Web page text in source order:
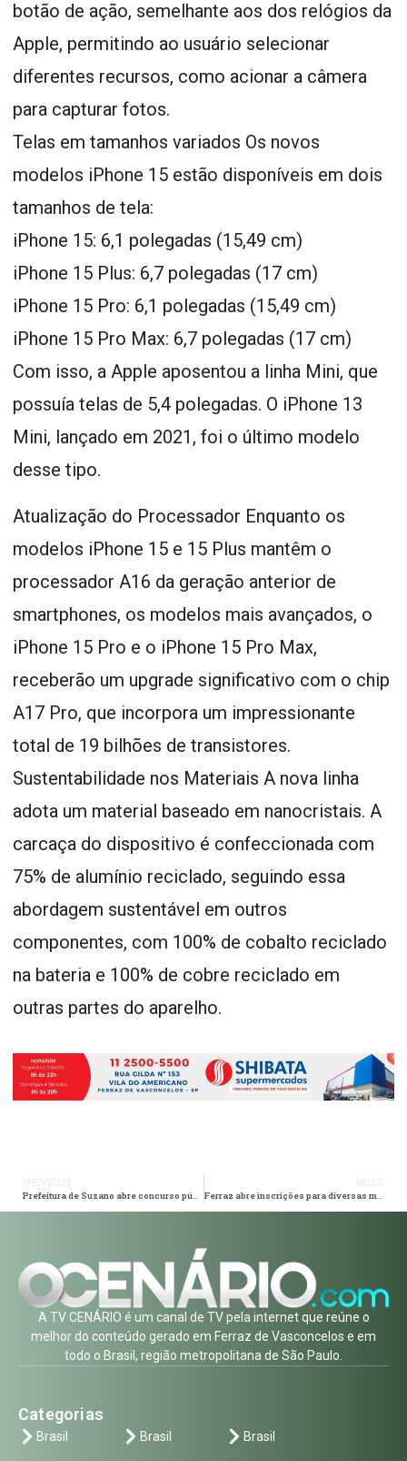
botão de ação, semelhante aos dos relógios da
Apple, permitindo ao usuário selecionar
diferentes recursos, como acionar a câmera
para capturar fotos.
Telas em tamanhos variados Os novos
modelos iPhone 15 estão disponíveis em dois
tamanhos de tela:
iPhone 15: 6,1 polegadas (15,49 cm)
iPhone 15 Plus: 6,7 polegadas (17 cm)
iPhone 15 Pro: 6,1 polegadas (15,49 cm)
iPhone 15 Pro Max: 6,7 polegadas (17 cm)
Com isso, a Apple aposentou a linha Mini, que
possuía telas de 5,4 polegadas. O iPhone 13
Mini, lançado em 2021, foi o último modelo
desse tipo.
Atualização do Processador Enquanto os
modelos iPhone 15 e 15 Plus mantêm o
processador A16 da geração anterior de
smartphones, os modelos mais avançados, o
iPhone 15 Pro e o iPhone 15 Pro Max,
receberão um upgrade significativo com o chip
A17 Pro, que incorpora um impressionante
total de 19 bilhões de transistores.
Sustentabilidade nos Materiais A nova linha
adota um material baseado em nanocristais. A
carcaça do dispositivo é confeccionada com
75% de alumínio reciclado, seguindo essa
abordagem sustentável em outros
componentes, com 100% de cobalto reciclado
na bateria e 100% de cobre reciclado em
outras partes do aparelho.
Prefeitura de Suzano abre concurso público para 44 vagas Ferraz abre inscrições para diversas modalidades esportivas
A TV CENÁRIO é um canal de TV pela internet que reúne o
melhor do conteúdo gerado em Ferraz de Vasconcelos e em
todo o Brasil, região metropolitana de São Paulo.
Categorias
Brasil Brasil Brasil